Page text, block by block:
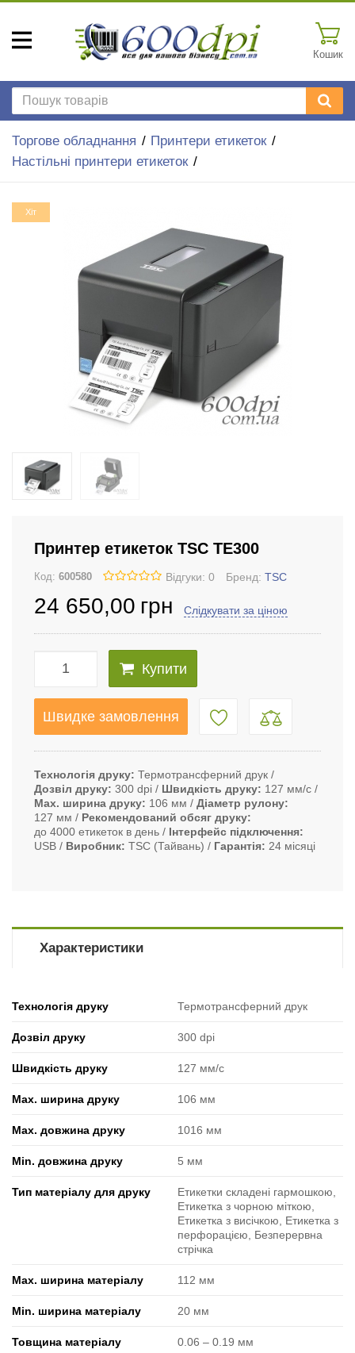
Кошик
Торгове обладнання
Принтери етикеток
Настільні принтери етикеток
Хіт
Принтер етикеток TSC TE300
Код: 600580 Відгуки: 0 Бренд: TSC
24 650,00 грн Слідкувати за ціною
Купити
Швидке замовлення
Технологія друку Термотрансферний друк
Дозвіл друку 300 dpi Швидкість друку
127 мм/с
Max. ширина друку
106 мм
Діаметр рулону
127 мм
Рекомендований обсяг друку
до 4000 етикеток в день
Інтерфейс підключення
USB
Виробник TSC (Тайвань) Гарантія 24 місяці
Характеристики
Технологія друку Термотрансферний друк
Дозвіл друку 300 dpi
Швидкість друку 127 мм/с
Max. ширина друку 106 мм
Max. довжина друку 1016 мм
Min. довжина друку 5 мм
Тип матеріалу для друку
Етикетки складені гармошкою,
Етикетка з чорною міткою,
Етикетка з висічкою, Етикетка з
перфорацією, Безперервна
стрічка
Max. ширина матеріалу 112 мм
Min. ширина матеріалу 20 мм
Товщина матеріалу 0.06 ‒ 0.19 мм